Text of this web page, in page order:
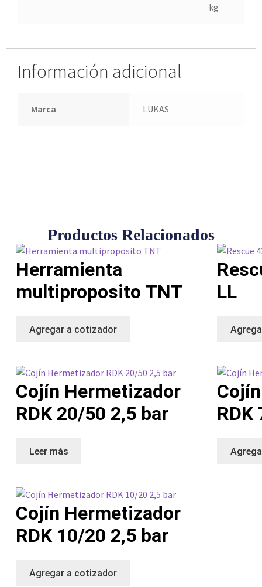
kg
Información adicional
Marca LUKAS
Productos Relacionados
Herramienta
multiproposito TNT
Agregar a cotizador
LL
Cojín Hermetizador
RDK 20/50 2,5 bar
Leer más
RDK
Cojín Hermetizador
RDK 10/20 2,5 bar
Agregar a cotizador